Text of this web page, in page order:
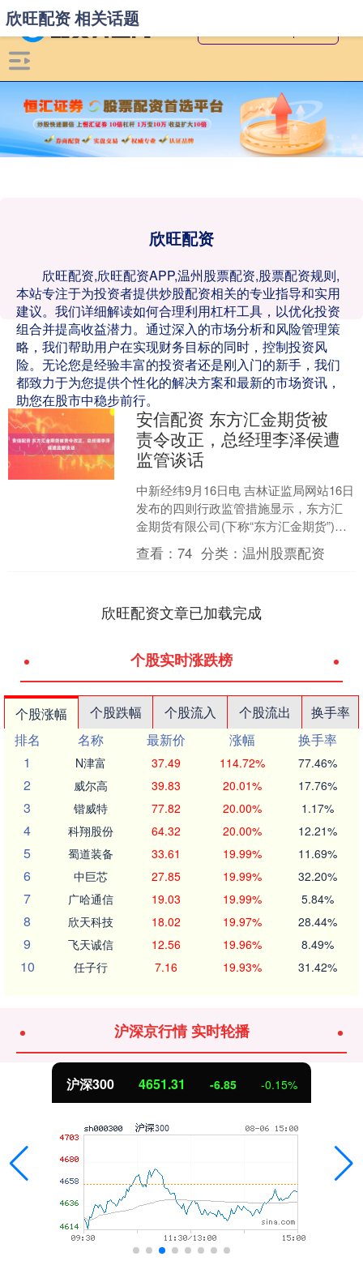
欣旺配资
欣旺配资,欣旺配资APP,温州股票配资,股票配资规则,
本站专注于为投资者提供炒股配资相关的专业指导和实用
建议。我们详细解读如何合理利用杠杆工具，以优化投资
组合并提高收益潜力。通过深入的市场分析和风险管理策
略，我们帮助用户在实现财务目标的同时，控制投资风
险。无论您是经验丰富的投资者还是刚入门的新手，我们
都致力于为您提供个性化的解决方案和最新的市场资讯，
助您在股市中稳步前行。
欣旺配资 相关话题
安信配资 东方汇金期货被
责令改正，总经理李泽侯遭
监管谈话
中新经纬9月16日电 吉林证监局网站16日
发布的四则行政监管措施显示，东方汇
金期货有限公司(下称“东方汇金期货”)被
责令改正，2名责任人被警示，1名责任
人被监管....
查看：74 分类：温州股票配资
欣旺配资文章已加载完成
个股实时涨跌榜
个股涨幅 个股跌幅 个股流入 个股流出
换手率
排名
名称 最新价 涨幅
换手率
1
N津富 37.49 114.72% 77.46%
2 威尔高 39.83 20.01% 17.76%
3 锴威特 77.82 20.00% 1.17%
4 科翔股份 64.32 20.00% 12.21%
5 蜀道装备 33.61 19.99% 11.69%
6 中巨芯 27.85 19.99% 32.20%
7 广哈通信 19.03 19.99% 5.84%
8 欣天科技 18.02 19.97% 28.44%
9 飞天诚信 12.56 19.96% 8.49%
10 任子行 7.16 19.93% 31.42%
沪深京行情 实时轮播
沪深300 4651.31 -6.85 -0.15%